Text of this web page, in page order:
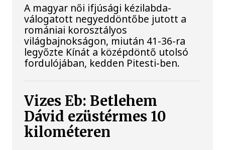
A magyar női ifjúsági kézilabda-
válogatott negyeddöntőbe jutott a
romániai korosztályos
világbajnokságon, miután 41-36-ra
legyőzte Kínát a középdöntő utolsó
fordulójában, kedden Pitesti-ben.
Vizes Eb: Betlehem
Dávid ezüstérmes 10
kilométeren